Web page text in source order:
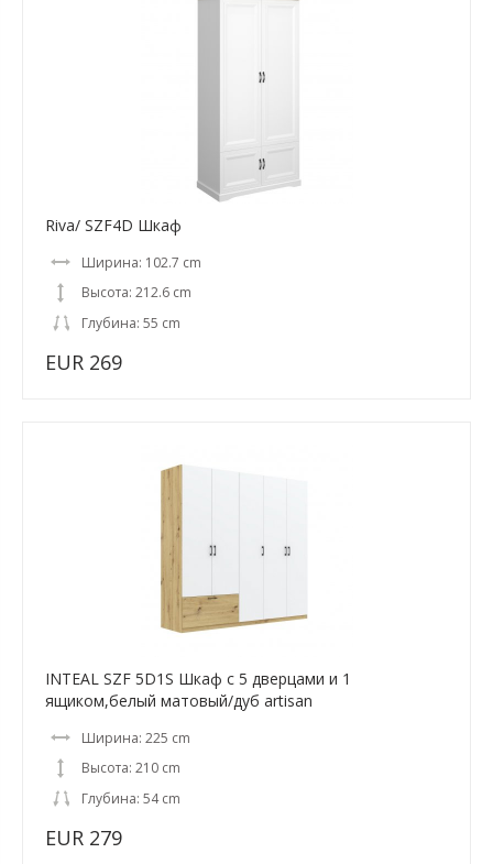
Riva/ SZF4D Шкаф
Ширина: 102.7 cm
Высота: 212.6 cm
Глубина: 55 cm
EUR 269
INTEAL SZF 5D1S Шкаф с 5 дверцами и 1
ящиком,белый матовый/дуб artisan
Ширина: 225 cm
Высота: 210 cm
Глубина: 54 cm
EUR 279